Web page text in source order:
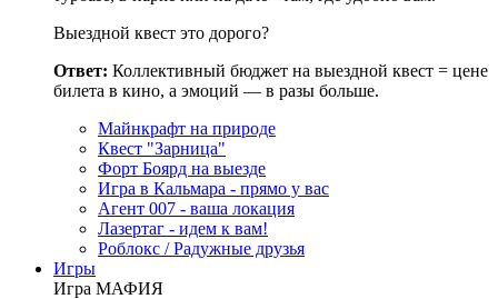
Выездной квест это дорого?
Ответ: Коллективный бюджет на выездной квест = цене
билета в кино, а эмоций — в разы больше.
Майнкрафт на природе
Квест "Зарница"
Форт Боярд на выезде
Игра в Кальмара - прямо у вас
Агент 007 - ваша локация
Лазертаг - идем к вам!
Роблокс / Радужные друзья
Игры
Игра МАФИЯ